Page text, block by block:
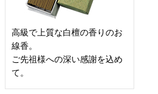
高級で上質な白檀の香りのお
線香。
ご先祖様への深い感謝を込め
て。